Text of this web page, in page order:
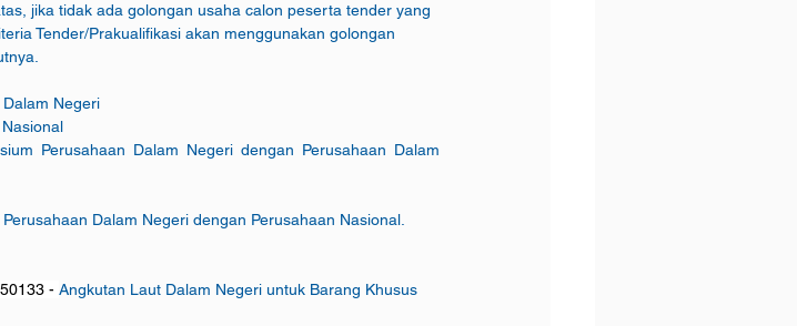
diatas, jika tidak ada golongan usaha calon peserta tender yang
Tender/Prakualifikasi akan menggunakan golongan
Perusahaan Dalam Negeri
Nasional
Perusahaan Dalam Negeri dengan Perusahaan Nasional.
- Angkutan Laut Dalam Negeri untuk Barang Khusus